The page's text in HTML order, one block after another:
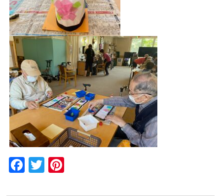
Facebook
Twitter